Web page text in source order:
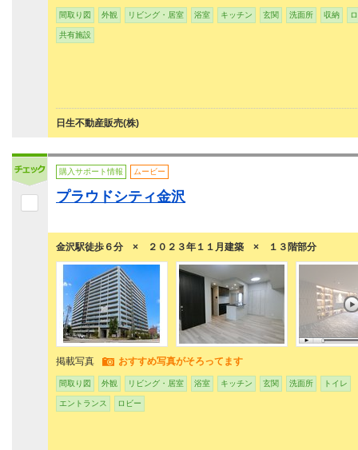
間取り図 外観 リビング・居室 浴室 キッチン 玄関 洗面所 収納
共有施設
日生不動産販売(株)
購入サポート情報 ムービー
プラウドシティ金沢
金沢駅徒歩６分 × ２０２３年１１月建築 × １３階部分
掲載写真 おすすめ写真がそろってます
間取り図 外観 リビング・居室 浴室 キッチン 玄関 洗面所 トイレ
エントランス ロビー